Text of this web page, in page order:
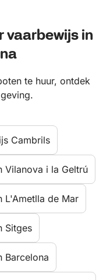
vaarbewijs in
te huur, ontdek
Cambrils
Vilanova i la Geltrú
L'Ametlla de Mar
Sitges
Barcelona